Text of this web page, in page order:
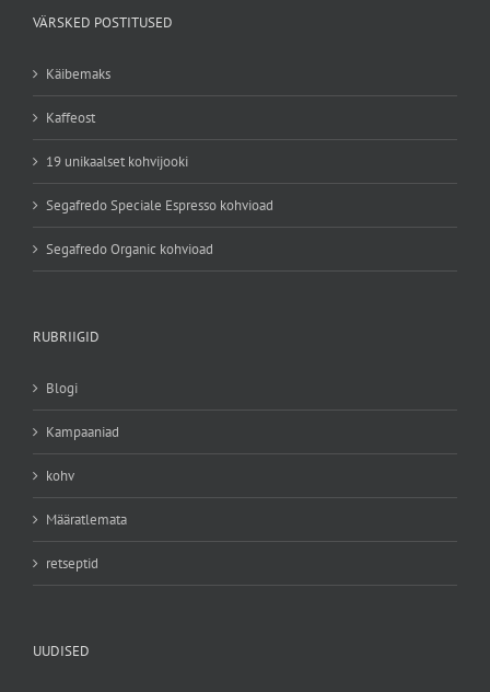
VÄRSKED POSTITUSED
Käibemaks
Kaffeost
19 unikaalset kohvijooki
Segafredo Speciale Espresso kohvioad
Segafredo Organic kohvioad
RUBRIIGID
Blogi
Kampaaniad
kohv
Määratlemata
retseptid
UUDISED